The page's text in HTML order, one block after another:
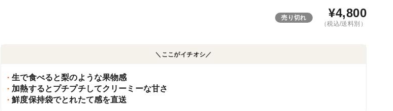
売り切れ ¥4,800
（税込/送料別）
＼ここがイチオシ／
生で食べると梨のような果物感
加熱するとプチプチしてクリーミーな甘さ
鮮度保持袋でとれたて感を直送